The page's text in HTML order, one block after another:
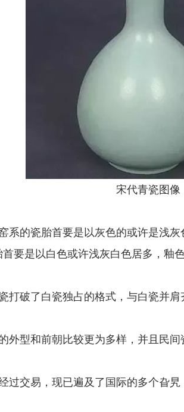
宋代青瓷图像
的瓷胎首要是以灰色的或许是浅灰
要是以白色或许浅灰白色居多，釉
破了白瓷独占的格式，与白瓷并肩
型和前朝比较更为多样，并且民间
交易，现已遍及了国际的多个旮旯